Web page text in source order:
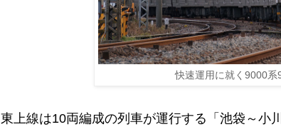
快速運用に就く9000系
東上線は10両編成の列車が運行する「池袋～小